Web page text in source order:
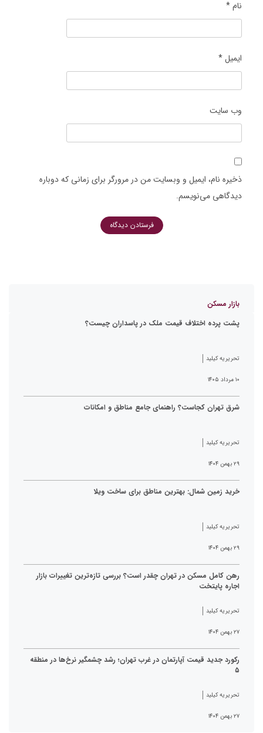
نام*
ایمیل*
وب‌ سایت
ذخیره نام، ایمیل و وبسایت من در مرورگر برای زمانی که دوباره
دیدگاهی می‌نویسم.
بازار مسکن
پشت پرده اختلاف قیمت ملک در پاسداران چیست؟
تحریریه کیلید
۱۰ مرداد ۱۴۰۵
شرق تهران کجاست؟ راهنمای جامع مناطق و امکانات
تحریریه کیلید
۲۹ بهمن ۱۴۰۴
خرید زمین شمال: بهترین مناطق برای ساخت ویلا
تحریریه کیلید
۲۹ بهمن ۱۴۰۴
رهن کامل مسکن در تهران چقدر است؟ بررسی تازه‌ترین تغییرات بازار
اجاره پایتخت
تحریریه کیلید
۲۷ بهمن ۱۴۰۴
رکورد جدید قیمت آپارتمان در غرب تهران؛ رشد چشمگیر نرخ‌ها در منطقه
۵
تحریریه کیلید
۲۷ بهمن ۱۴۰۴